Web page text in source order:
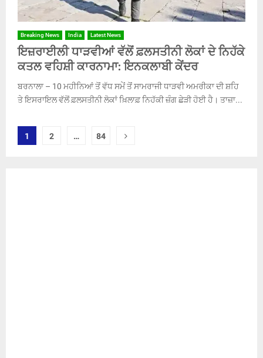
Breaking News India Latest News
ਇਜ਼ਰਾਈਲੀ ਧਾੜਵੀਆਂ ਵੱਲੋਂ ਫ਼ਲਸਤੀਨੀ ਲੋਕਾਂ ਦੇ ਨਿਹੱਕੇ
ਕਤਲ ਵਹਿਸ਼ੀ ਕਾਰਨਾਮਾ: ਇਨਕਲਾਬੀ ਕੇਂਦਰ
ਬਰਨਾਲਾ – 10 ਮਹੀਨਿਆਂ ਤੋਂ ਵੱਧ ਸਮੇਂ ਤੋਂ ਸਾਮਰਾਜੀ ਧਾੜਵੀ ਅਮਰੀਕਾ ਦੀ ਸ਼ਹਿ
ਤੇ ਇਸਰਾਇਲ ਵੱਲੋਂ ਫ਼ਲਸਤੀਨੀ ਲੋਕਾਂ ਖ਼ਿਲਾਫ਼ ਨਿਹੱਕੀ ਜ਼ੰਗ ਛੇੜੀ ਹੋਈ ਹੈ। ਤਾਜ਼ਾ...
Posts
1 2 … 84